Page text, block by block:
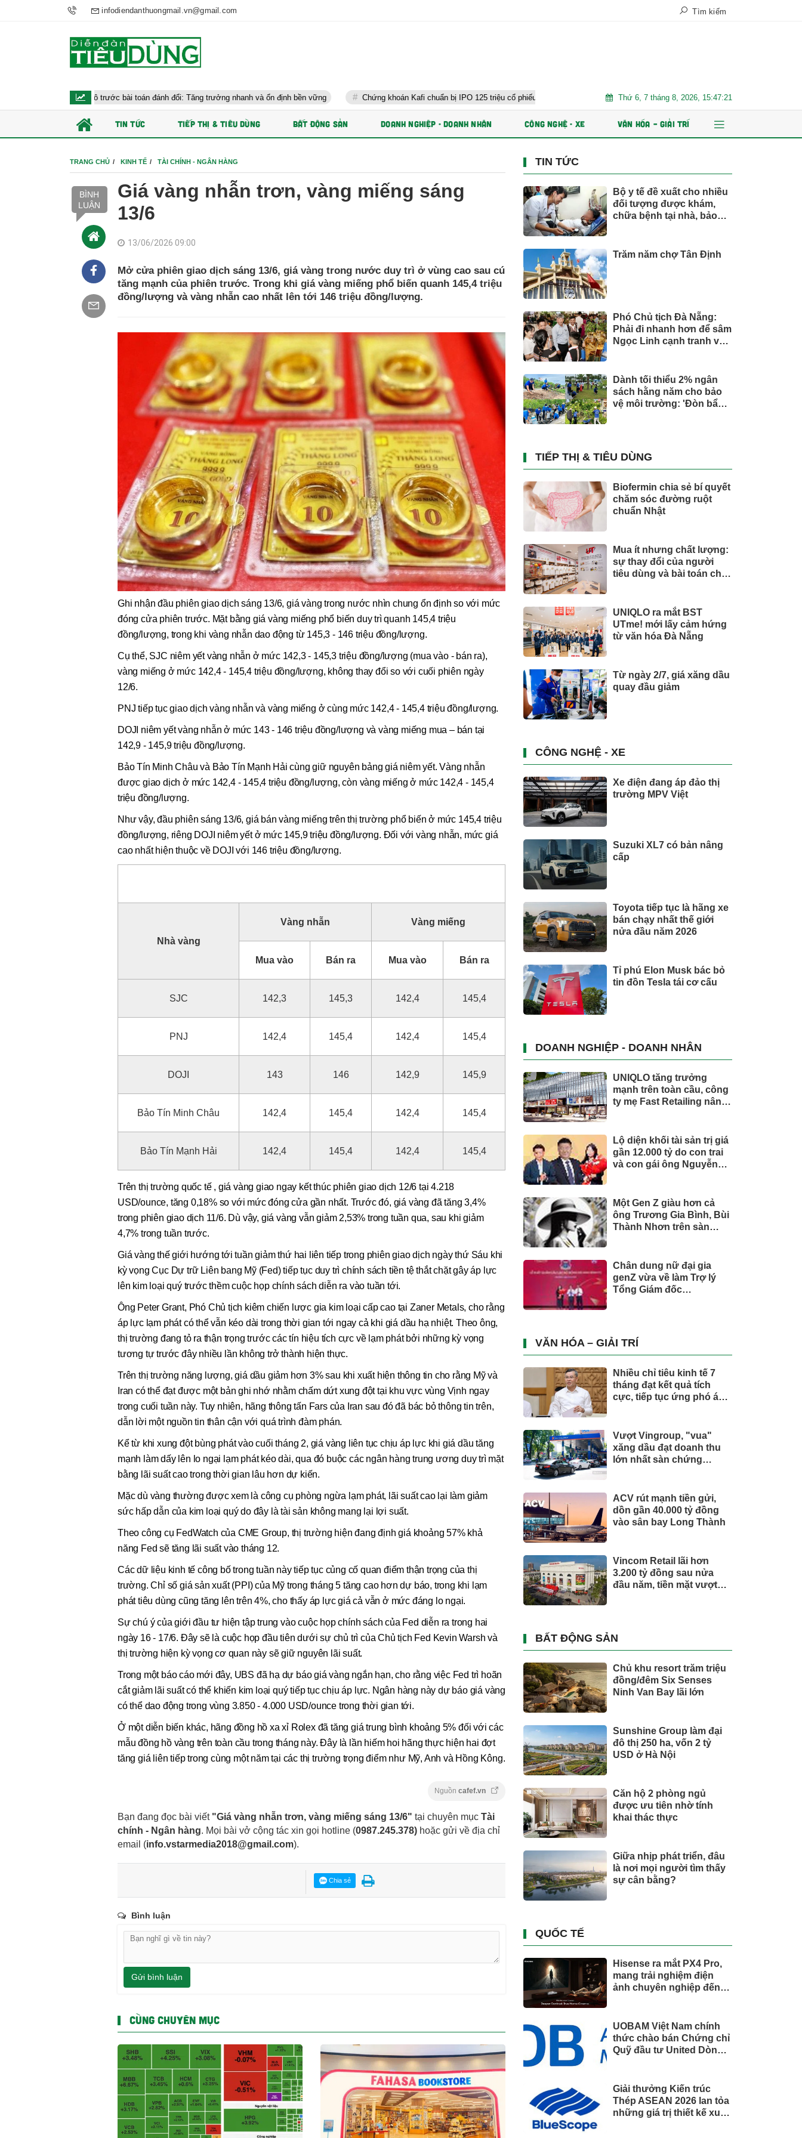
infodiendanthuongmail.vn@gmail.com Tìm kiếm
tế vĩ mô trước bài toán đánh đổi: Tăng trưởng nhanh và ổn định bền vững Chứng khoán Kafi chuẩn bị IPO 125 triệu cổ phiếu và phát hành ESOP Xe điện đang áp đảo thị trường MPV Việt
Thứ 6, 7 tháng 8, 2026, 15:47:22
TIN TỨC TIẾP THỊ & TIÊU DÙNG BẤT ĐỘNG SẢN DOANH NGHIỆP - DOANH NHÂN CÔNG NGHỆ - XE VĂN HÓA – GIẢI TRÍ
TRANG CHỦ KINH TẾ TÀI CHÍNH - NGÂN HÀNG
BÌNH
LUẬN
Giá vàng nhẫn trơn, vàng miếng sáng
13/6
13/06/2026 09:00
Mở cửa phiên giao dịch sáng 13/6, giá vàng trong nước duy trì ở vùng cao sau cú
tăng mạnh của phiên trước. Trong khi giá vàng miếng phổ biến quanh 145,4 triệu
đồng/lượng và vàng nhẫn cao nhất lên tới 146 triệu đồng/lượng.
Ghi nhận đầu phiên giao dịch sáng 13/6, giá vàng trong nước nhìn chung ổn định so với mức
đóng cửa phiên trước. Mặt bằng giá vàng miếng phổ biến duy trì quanh 145,4 triệu
đồng/lượng, trong khi vàng nhẫn dao động từ 145,3 - 146 triệu đồng/lượng.
Cụ thể, SJC niêm yết vàng nhẫn ở mức 142,3 - 145,3 triệu đồng/lượng (mua vào - bán ra),
vàng miếng ở mức 142,4 - 145,4 triệu đồng/lượng, không thay đổi so với cuối phiên ngày
12/6.
PNJ tiếp tục giao dịch vàng nhẫn và vàng miếng ở cùng mức 142,4 - 145,4 triệu đồng/lượng.
DOJI niêm yết vàng nhẫn ở mức 143 - 146 triệu đồng/lượng và vàng miếng mua – bán tại
142,9 - 145,9 triệu đồng/lượng.
Bảo Tín Minh Châu và Bảo Tín Mạnh Hải cùng giữ nguyên bảng giá niêm yết. Vàng nhẫn
được giao dịch ở mức 142,4 - 145,4 triệu đồng/lượng, còn vàng miếng ở mức 142,4 - 145,4
triệu đồng/lượng.
Như vậy, đầu phiên sáng 13/6, giá bán vàng miếng trên thị trường phổ biến ở mức 145,4 triệu
đồng/lượng, riêng DOJI niêm yết ở mức 145,9 triệu đồng/lượng. Đối với vàng nhẫn, mức giá
cao nhất hiện thuộc về DOJI với 146 triệu đồng/lượng.
Nhà vàng
Vàng nhẫn Vàng miếng
Mua vào Bán ra Mua vào Bán ra
SJC 142,3 145,3 142,4 145,4
PNJ 142,4 145,4 142,4 145,4
DOJI 143 146 142,9 145,9
Bảo Tín Minh Châu 142,4 145,4 142,4 145,4
Bảo Tín Mạnh Hải 142,4 145,4 142,4 145,4
Trên thị trường quốc tế , giá vàng giao ngay kết thúc phiên giao dịch 12/6 tại 4.218
USD/ounce, tăng 0,18% so với mức đóng cửa gần nhất. Trước đó, giá vàng đã tăng 3,4%
trong phiên giao dịch 11/6. Dù vậy, giá vàng vẫn giảm 2,53% trong tuần qua, sau khi giảm
4,7% trong tuần trước.
Giá vàng thế giới hướng tới tuần giảm thứ hai liên tiếp trong phiên giao dịch ngày thứ Sáu khi
kỳ vọng Cục Dự trữ Liên bang Mỹ (Fed) tiếp tục duy trì chính sách tiền tệ thắt chặt gây áp lực
lên kim loại quý trước thềm cuộc họp chính sách diễn ra vào tuần tới.
Ông Peter Grant, Phó Chủ tịch kiêm chiến lược gia kim loại cấp cao tại Zaner Metals, cho rằng
áp lực lạm phát có thể vẫn kéo dài trong thời gian tới ngay cả khi giá dầu hạ nhiệt. Theo ông,
thị trường đang tỏ ra thận trọng trước các tín hiệu tích cực về lạm phát bởi những kỳ vọng
tương tự trước đây nhiều lần không trở thành hiện thực.
Trên thị trường năng lượng, giá dầu giảm hơn 3% sau khi xuất hiện thông tin cho rằng Mỹ và
Iran có thể đạt được một bản ghi nhớ nhằm chấm dứt xung đột tại khu vực vùng Vịnh ngay
trong cuối tuần này. Tuy nhiên, hãng thông tấn Fars của Iran sau đó đã bác bỏ thông tin trên,
dẫn lời một nguồn tin thân cận với quá trình đàm phán.
Kể từ khi xung đột bùng phát vào cuối tháng 2, giá vàng liên tục chịu áp lực khi giá dầu tăng
mạnh làm dấy lên lo ngại lạm phát kéo dài, qua đó buộc các ngân hàng trung ương duy trì mặt
bằng lãi suất cao trong thời gian lâu hơn dự kiến.
Mặc dù vàng thường được xem là công cụ phòng ngừa lạm phát, lãi suất cao lại làm giảm
sức hấp dẫn của kim loại quý do đây là tài sản không mang lại lợi suất.
Theo công cụ FedWatch của CME Group, thị trường hiện đang định giá khoảng 57% khả
năng Fed sẽ tăng lãi suất vào tháng 12.
Các dữ liệu kinh tế công bố trong tuần này tiếp tục củng cố quan điểm thận trọng của thị
trường. Chỉ số giá sản xuất (PPI) của Mỹ trong tháng 5 tăng cao hơn dự báo, trong khi lạm
phát tiêu dùng cũng tăng lên trên 4%, cho thấy áp lực giá cả vẫn ở mức đáng lo ngại.
Sự chú ý của giới đầu tư hiện tập trung vào cuộc họp chính sách của Fed diễn ra trong hai
ngày 16 - 17/6. Đây sẽ là cuộc họp đầu tiên dưới sự chủ trì của Chủ tịch Fed Kevin Warsh và
thị trường hiện kỳ vọng cơ quan này sẽ giữ nguyên lãi suất.
Trong một báo cáo mới đây, UBS đã hạ dự báo giá vàng ngắn hạn, cho rằng việc Fed trì hoãn
cắt giảm lãi suất có thể khiến kim loại quý tiếp tục chịu áp lực. Ngân hàng này dự báo giá vàng
có thể dao động trong vùng 3.850 - 4.000 USD/ounce trong thời gian tới.
Ở một diễn biến khác, hãng đồng hồ xa xỉ Rolex đã tăng giá trung bình khoảng 5% đối với các
mẫu đồng hồ vàng trên toàn cầu trong tháng này. Đây là lần hiếm hoi hãng thực hiện hai đợt
tăng giá liên tiếp trong cùng một năm tại các thị trường trọng điểm như Mỹ, Anh và Hồng Kông.
Nguồn cafef.vn
Bạn đang đọc bài viết "Giá vàng nhẫn trơn, vàng miếng sáng 13/6" tại chuyên mục Tài
chính - Ngân hàng. Mọi bài vở cộng tác xin gọi hotline (0987.245.378) hoặc gửi về địa chỉ
email (info.vstarmedia2018@gmail.com).
Chia sẻ
Bình luận
Gửi bình luận
CÙNG CHUYÊN MỤC
TIN TỨC
Bộ y tế đề xuất cho nhiều
đối tượng được khám,
chữa bệnh tại nhà, bảo
Trăm năm chợ Tân Định
Phó Chủ tịch Đà Nẵng:
Phải đi nhanh hơn để sâm
Ngọc Linh cạnh tranh với
Dành tối thiểu 2% ngân
sách hằng năm cho bảo
vệ môi trường: 'Đòn bẩy'
TIẾP THỊ & TIÊU DÙNG
Biofermin chia sẻ bí quyết
chăm sóc đường ruột
chuẩn Nhật
Mua ít nhưng chất lượng:
sự thay đổi của người
tiêu dùng và bài toán cho
UNIQLO ra mắt BST
UTme! mới lấy cảm hứng
từ văn hóa Đà Nẵng
Từ ngày 2/7, giá xăng dầu
quay đầu giảm
CÔNG NGHỆ - XE
Xe điện đang áp đảo thị
trường MPV Việt
Suzuki XL7 có bản nâng
cấp
Toyota tiếp tục là hãng xe
bán chạy nhất thế giới
nửa đầu năm 2026
Tỉ phú Elon Musk bác bỏ
tin đồn Tesla tái cơ cấu
DOANH NGHIỆP - DOANH NHÂN
UNIQLO tăng trưởng
mạnh trên toàn cầu, công
ty mẹ Fast Retailing nâng
Lộ diện khối tài sản trị giá
gần 12.000 tỷ do con trai
và con gái ông Nguyễn
Một Gen Z giàu hơn cả
ông Trương Gia Bình, Bùi
Thành Nhơn trên sàn
Chân dung nữ đại gia
genZ vừa về làm Trợ lý
Tổng Giám đốc
trụ, nắm giữ khối tài sản
hàng nghìn tỷ
VĂN HÓA – GIẢI TRÍ
Nhiều chỉ tiêu kinh tế 7
tháng đạt kết quả tích
cực, tiếp tục ứng phó áp
Vượt Vingroup, "vua"
xăng dầu đạt doanh thu
lớn nhất sàn chứng
ACV rút mạnh tiền gửi,
dồn gần 40.000 tỷ đồng
vào sân bay Long Thành
Vincom Retail lãi hơn
3.200 tỷ đồng sau nửa
đầu năm, tiền mặt vượt
BẤT ĐỘNG SẢN
Chủ khu resort trăm triệu
đồng/đêm Six Senses
Ninh Van Bay lãi lớn
Sunshine Group làm đại
đô thị 250 ha, vốn 2 tỷ
USD ở Hà Nội
Căn hộ 2 phòng ngủ
được ưu tiên nhờ tính
khai thác thực
Giữa nhịp phát triển, đâu
là nơi mọi người tìm thấy
sự cân bằng?
QUỐC TẾ
Hisense ra mắt PX4 Pro,
mang trải nghiệm điện
ảnh chuyên nghiệp đến
UOBAM Việt Nam chính
thức chào bán Chứng chỉ
Quỹ đầu tư United Dòng
Giải thưởng Kiến trúc
Thép ASEAN 2026 lan tỏa
những giá trị thiết kế xuất